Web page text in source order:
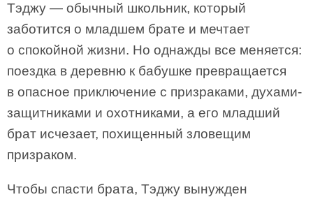
Тэджу — обычный школьник, который
заботится о младшем брате и мечтает
о спокойной жизни. Но однажды все меняется:
поездка в деревню к бабушке превращается
в опасное приключение с призраками, духами-
защитниками и охотниками, а его младший
брат исчезает, похищенный зловещим
призраком.
Чтобы спасти брата, Тэджу вынужден